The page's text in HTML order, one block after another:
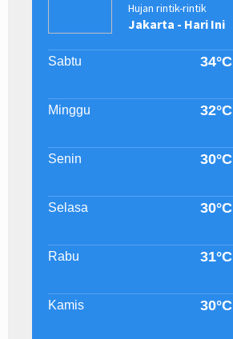
Hujan rintik-rintik
Jakarta - Hari Ini
Sabtu 34°C
Minggu 32°C
Senin 30°C
Selasa 30°C
Rabu 31°C
Kamis 30°C